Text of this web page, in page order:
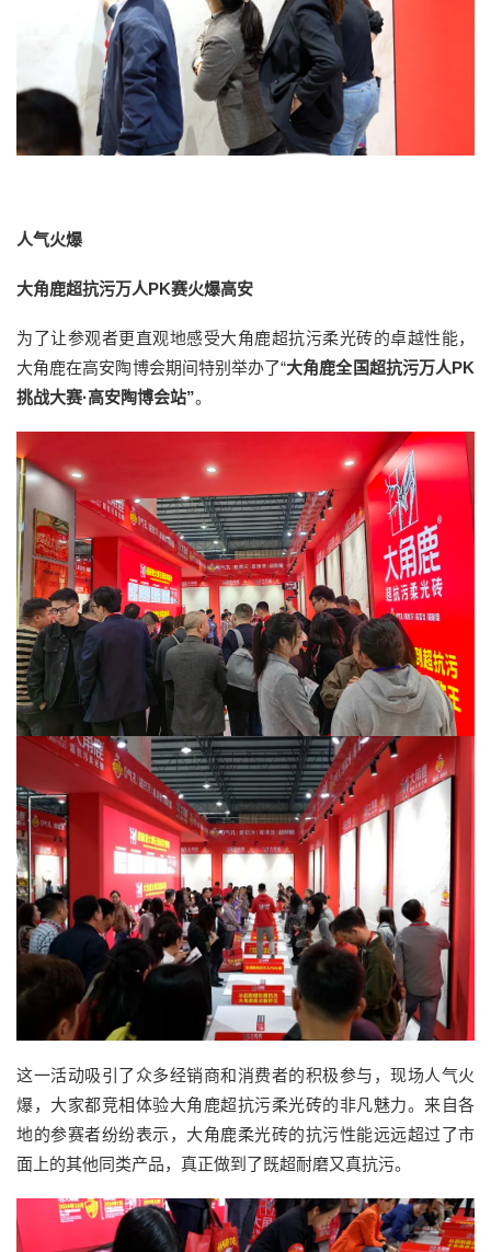
人气火爆
大角鹿超抗污万人PK赛火爆高安
为了让参观者更直观地感受大角鹿超抗污柔光砖的卓越性能，
大角鹿在高安陶博会期间特别举办了“大角鹿全国超抗污万人PK
挑战大赛·高安陶博会站”。
这一活动吸引了众多经销商和消费者的积极参与，现场人气火
爆，大家都竞相体验大角鹿超抗污柔光砖的非凡魅力。来自各
地的参赛者纷纷表示，大角鹿柔光砖的抗污性能远远超过了市
面上的其他同类产品，真正做到了既超耐磨又真抗污。